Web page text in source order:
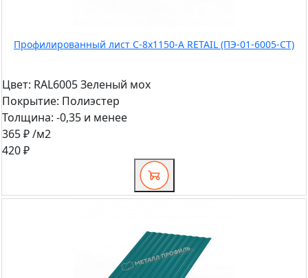
Профилированный лист С-8x1150-A RETAIL (ПЭ-01-6005-СТ)
Цвет: RAL6005 Зеленый мох
Покрытие: Полиэстер
Толщина: -0,35 и менее
365 ₽/м2
420 ₽